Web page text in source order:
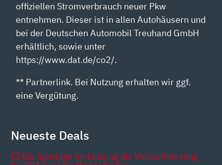
offiziellen Stromverbrauch neuer Pkw
entnehmen. Dieser ist in allen Autohäusern und
bei der Deutschen Automobil Treuhand GmbH
erhältlich, sowie unter
https://www.dat.de/co2/.
** Partnerlink. Bei Nutzung erhalten wir ggf.
eine Vergütung.
Neueste Deals
💥 Kia Sportage im Leasing als Vorlauffahrzeug